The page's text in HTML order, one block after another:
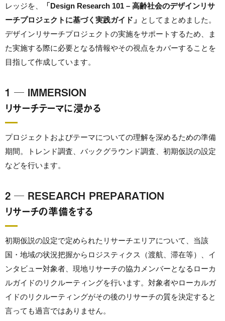
レッジを、
「Design Research 101 – 高齢社会のデザインリサ
ーチプロジェクトに基づく実践ガイド」 としてまとめました。
デザインリサーチプロジェクトの実施をサポートするため、ま
た実施する際に必要となる情報やその視点をカバーすることを
目指して作成しています。
1 ─ IMMERSION
リサーチテーマに浸かる
プロジェクトおよびテーマについての理解を深めるための準備
期間。トレンド調査、バックグラウンド調査、初期仮説の設定
などを行います。
2 ─ RESEARCH PREPARATION
リサーチの準備をする
初期仮説の設定で定められたリサーチエリアについて、当該
国・地域の状況把握からロジスティクス（渡航、滞在等）、イ
ンタビュー対象者、現地リサーチの協力メンバーとなるローカ
ルガイドのリクルーティングを行います。対象者やローカルガ
イドのリクルーティングがその後のリサーチの質を決定すると
言っても過言ではありません。